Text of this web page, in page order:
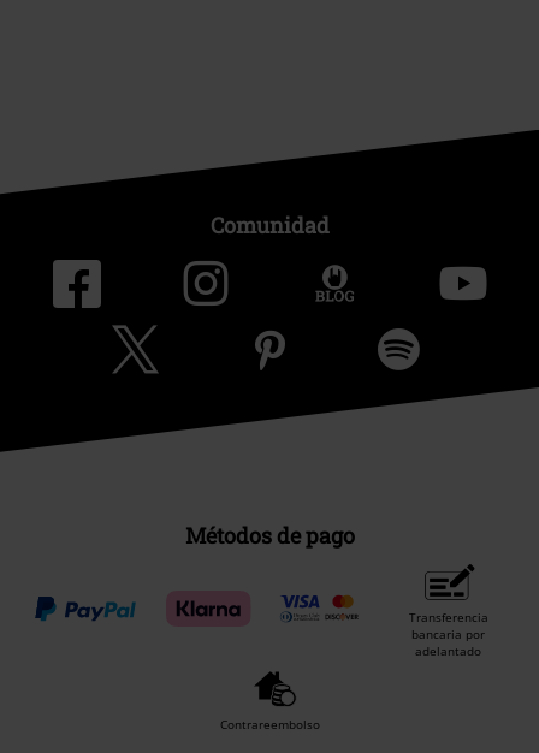
Comunidad
Métodos de pago
Transferencia
bancaria por
adelantado
Contrareembolso